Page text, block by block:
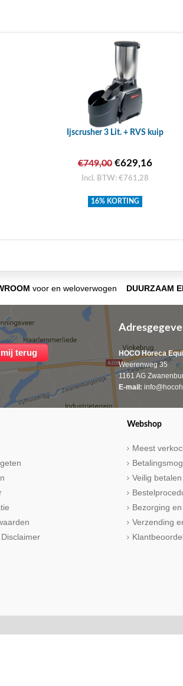
Ijscrusher 3 Lit. + RVS kuip
€749,00€629,16
Incl. BTW: €761,28
16% KORTING
voor en weloverwogen DUURZAAM
HOCO Horeca
Weerenweg 35
1161 AG
E-mail:
Webshop
Meest
Veilig betalen
Bezorging
Verzending